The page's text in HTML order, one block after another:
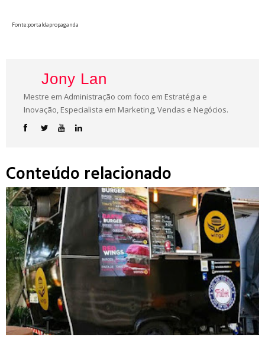
Fonte:portaldapropaganda
Jony Lan
Mestre em Administração com foco em Estratégia e
Inovação, Especialista em Marketing, Vendas e Negócios.
Conteúdo relacionado